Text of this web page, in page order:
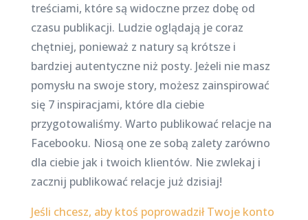
treściami, które są widoczne przez dobę od
czasu publikacji. Ludzie oglądają je coraz
chętniej, ponieważ z natury są krótsze i
bardziej autentyczne niż posty. Jeżeli nie masz
pomysłu na swoje story, możesz zainspirować
się 7 inspiracjami, które dla ciebie
przygotowaliśmy. Warto publikować relacje na
Facebooku. Niosą one ze sobą zalety zarówno
dla ciebie jak i twoich klientów. Nie zwlekaj i
zacznij publikować relacje już dzisiaj!
Jeśli chcesz, aby ktoś poprowadził Twoje konto